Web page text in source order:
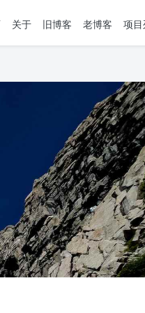
关于 旧博客 老博客 项目